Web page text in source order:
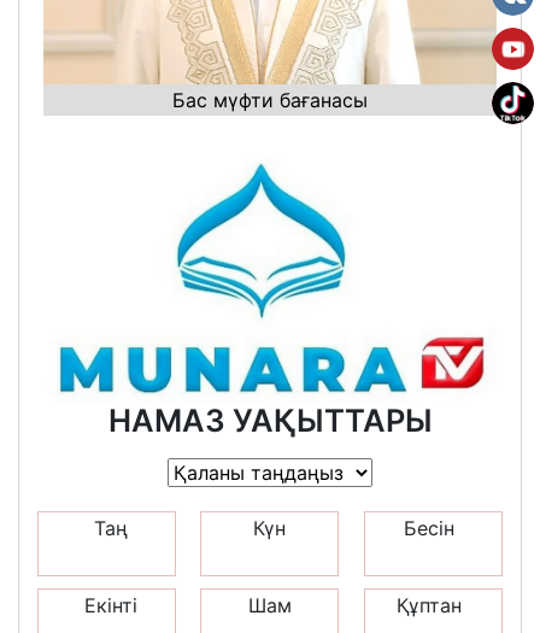
Бас мүфти бағанасы
НАМАЗ УАҚЫТТАРЫ
Таң Күн Бесін
Екінті Шам Құптан